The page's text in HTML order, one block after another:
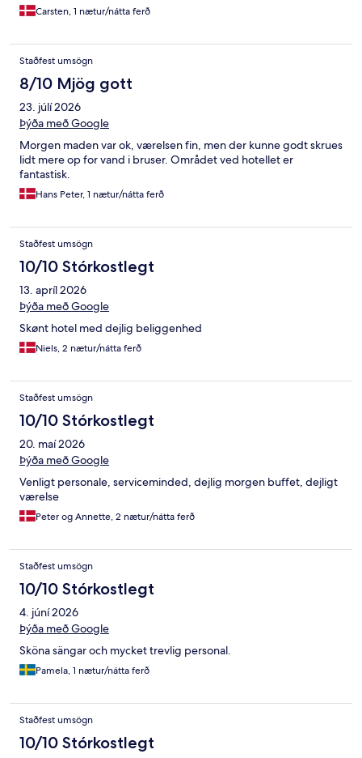
Carsten, 1 nætur/nátta ferð
Staðfest umsögn
8/10 Mjög gott
23. júlí 2026
Þýða með Google
Morgen maden var ok, værelsen fin, men der kunne godt skrues
lidt mere op for vand i bruser. Området ved hotellet er
fantastisk.
Hans Peter, 1 nætur/nátta ferð
Staðfest umsögn
10/10 Stórkostlegt
13. apríl 2026
Þýða með Google
Skønt hotel med dejlig beliggenhed
Niels, 2 nætur/nátta ferð
Staðfest umsögn
10/10 Stórkostlegt
20. maí 2026
Þýða með Google
Venligt personale, serviceminded, dejlig morgen buffet, dejligt
værelse
Peter og Annette, 2 nætur/nátta ferð
Staðfest umsögn
10/10 Stórkostlegt
4. júní 2026
Þýða með Google
Sköna sängar och mycket trevlig personal.
Pamela, 1 nætur/nátta ferð
Staðfest umsögn
10/10 Stórkostlegt